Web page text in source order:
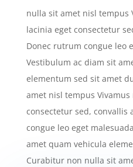
nulla sit amet nisl tempus
lacinia eget consectetur
Donec rutrum congue leo
Vestibulum ac diam sit
elementum sed sit amet
amet nisl tempus
consectetur sed, convallis
congue leo eget
amet quam vehicula
Curabitur non nulla sit